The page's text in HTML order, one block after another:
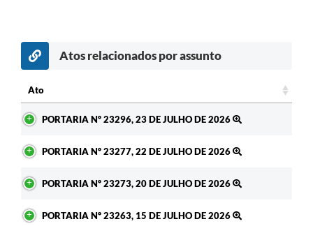
Atos relacionados por assunto
Ato
PORTARIA Nº 23296, 23 DE JULHO DE 2026
PORTARIA Nº 23277, 22 DE JULHO DE 2026
PORTARIA Nº 23273, 20 DE JULHO DE 2026
PORTARIA Nº 23263, 15 DE JULHO DE 2026